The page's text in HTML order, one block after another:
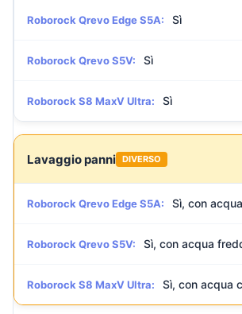
Roborock Qrevo Edge S5A: Sì
Roborock Qrevo S5V: Sì
Roborock S8 MaxV Ultra: Sì
Lavaggio panni DIVERSO
Roborock Qrevo Edge S5A: Sì, con
Roborock Qrevo S5V: Sì, con acqua
Roborock S8 MaxV Ultra: Sì, con acqua